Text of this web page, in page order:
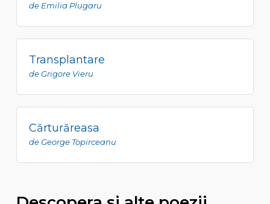
de Emilia Plugaru
Transplantare
de Grigore Vieru
Cărturăreasa
de George Topirceanu